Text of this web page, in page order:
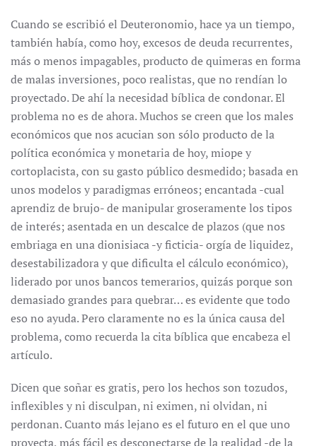
Cuando se escribió el Deuteronomio, hace ya un tiempo,
también había, como hoy, excesos de deuda recurrentes,
más o menos impagables, producto de quimeras en forma
de malas inversiones, poco realistas, que no rendían lo
proyectado. De ahí la necesidad bíblica de condonar. El
problema no es de ahora. Muchos se creen que los males
económicos que nos acucian son sólo producto de la
política económica y monetaria de hoy, miope y
cortoplacista, con su gasto público desmedido; basada en
unos modelos y paradigmas erróneos; encantada -cual
aprendiz de brujo- de manipular groseramente los tipos
de interés; asentada en un descalce de plazos (que nos
embriaga en una dionisiaca -y ficticia- orgía de liquidez,
desestabilizadora y que dificulta el cálculo económico),
liderado por unos bancos temerarios, quizás porque son
demasiado grandes para quebrar… es evidente que todo
eso no ayuda. Pero claramente no es la única causa del
problema, como recuerda la cita bíblica que encabeza el
artículo.
Dicen que soñar es gratis, pero los hechos son tozudos,
inflexibles y ni disculpan, ni eximen, ni olvidan, ni
perdonan. Cuanto más lejano es el futuro en el que uno
proyecta, más fácil es desconectarse de la realidad -de la